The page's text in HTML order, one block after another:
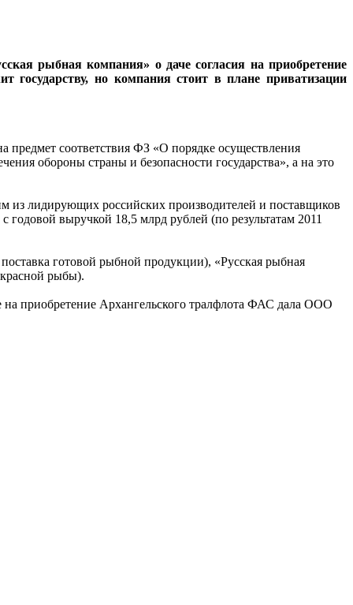
рыбная компания» о даче согласия на приобретение
но компания стоит в плане приватизации
предмет соответствия ФЗ «О порядке осуществления
обороны страны и безопасности государства», а на это
из лидирующих российских производителей и поставщиков
выручкой 18,5 млрд рублей (по результатам 2011
готовой рыбной продукции), «Русская рыбная
рыбы).
приобретение Архангельского тралфлота ФАС дала ООО